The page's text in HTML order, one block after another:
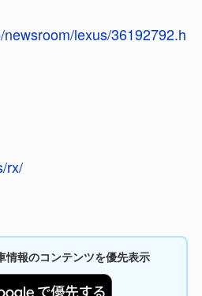
lexus/36192792.h
rx/
報のコンテンツを優先表示